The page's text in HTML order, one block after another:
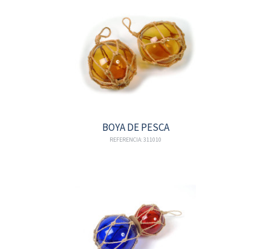
BOYA DE PESCA
REFERENCIA: 311010